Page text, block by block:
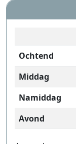
Ochtend
Middag
Namiddag
Avond